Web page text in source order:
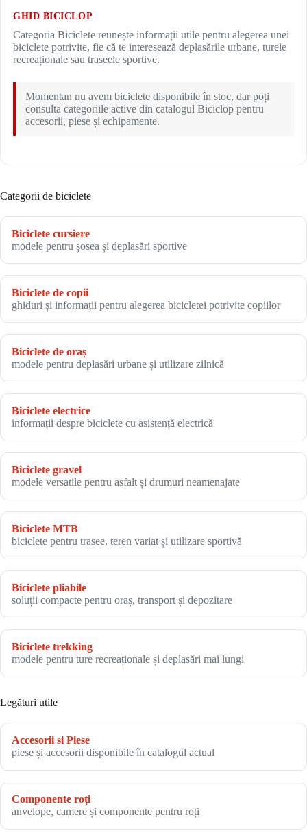
GHID BICICLOP
Categoria Biciclete reunește informații utile pentru alegerea unei
biciclete potrivite, fie că te interesează deplasările urbane, turele
recreaționale sau traseele sportive.
Momentan nu avem biciclete disponibile în stoc, dar poți
consulta categoriile active din catalogul Biciclop pentru
accesorii, piese și echipamente.
Categorii de biciclete
Biciclete cursiere
modele pentru șosea și deplasări sportive
Biciclete de copii
ghiduri și informații pentru alegerea bicicletei potrivite copiilor
Biciclete de oraș
modele pentru deplasări urbane și utilizare zilnică
Biciclete electrice
informații despre biciclete cu asistență electrică
Biciclete gravel
modele versatile pentru asfalt și drumuri neamenajate
Biciclete MTB
biciclete pentru trasee, teren variat și utilizare sportivă
Biciclete pliabile
soluții compacte pentru oraș, transport și depozitare
Biciclete trekking
modele pentru ture recreaționale și deplasări mai lungi
Legături utile
Accesorii si Piese
piese și accesorii disponibile în catalogul actual
Componente roți
anvelope, camere și componente pentru roți